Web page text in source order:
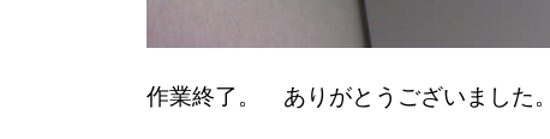
作業終了。 ありがとうございました。